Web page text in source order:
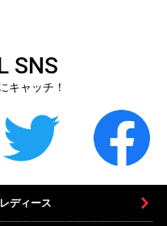
SNS
キャッチ！
レディース